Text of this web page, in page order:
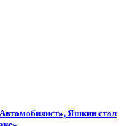
Яшкин стал